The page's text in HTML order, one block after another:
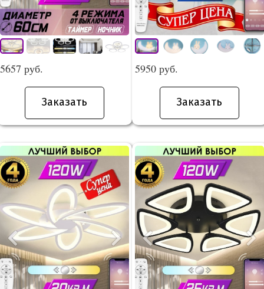
5657 руб.
Заказать
5950 руб.
Заказать